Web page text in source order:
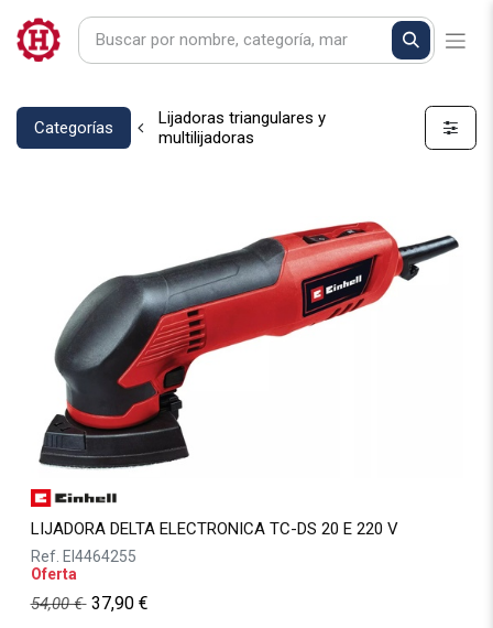
Categorías
Lijadoras triangulares y
multilijadoras
LIJADORA DELTA ELECTRONICA TC-DS 20 E 220 V
Ref. EI4464255
Oferta
54,00€ 37,90€